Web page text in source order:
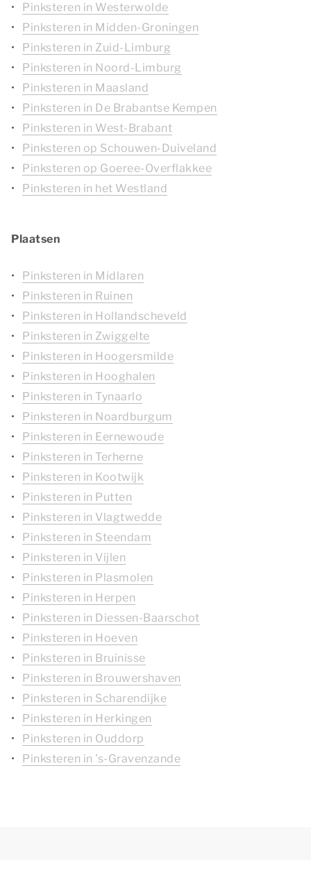
Pinksteren in Westerwolde
Pinksteren in Midden-Groningen
Pinksteren in Zuid-Limburg
Pinksteren in Noord-Limburg
Pinksteren in Maasland
Pinksteren in De Brabantse Kempen
Pinksteren in West-Brabant
Pinksteren op Schouwen-Duiveland
Pinksteren op Goeree-Overflakkee
Pinksteren in het Westland
Plaatsen
Pinksteren in Midlaren
Pinksteren in Ruinen
Pinksteren in Hollandscheveld
Pinksteren in Zwiggelte
Pinksteren in Hoogersmilde
Pinksteren in Hooghalen
Pinksteren in Tynaarlo
Pinksteren in Noardburgum
Pinksteren in Eernewoude
Pinksteren in Terherne
Pinksteren in Kootwijk
Pinksteren in Putten
Pinksteren in Vlagtwedde
Pinksteren in Steendam
Pinksteren in Vijlen
Pinksteren in Plasmolen
Pinksteren in Herpen
Pinksteren in Diessen-Baarschot
Pinksteren in Hoeven
Pinksteren in Bruinisse
Pinksteren in Brouwershaven
Pinksteren in Scharendijke
Pinksteren in Herkingen
Pinksteren in Ouddorp
Pinksteren in 's-Gravenzande